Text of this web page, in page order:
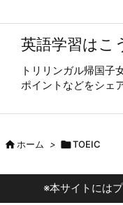
英語学習はこ
トリリンガル帰国子
ポイントなどをシェ
ホーム > TOEIC
※本サイトには